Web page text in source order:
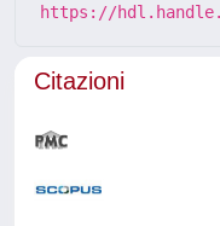
https://
Citazioni